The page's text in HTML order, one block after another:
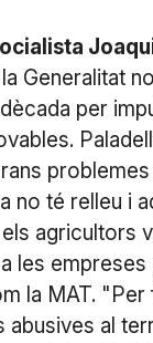
la Generalitat
per
no té relleu i
agricultors
les
la MAT. "Per
abusives al